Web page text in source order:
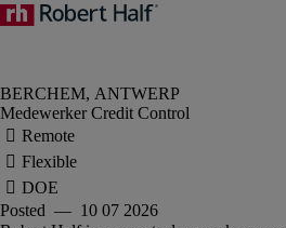
Medewerker Credit Control